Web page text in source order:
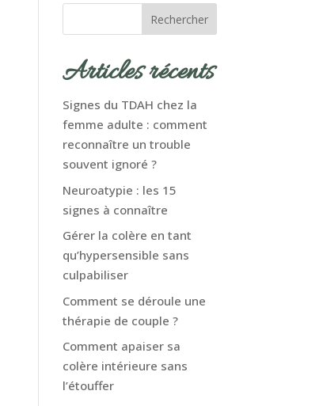
Rechercher
Articles récents
Signes du TDAH chez la
femme adulte : comment
reconnaître un trouble
souvent ignoré ?
Neuroatypie : les 15
signes à connaître
Gérer la colère en tant
qu’hypersensible sans
culpabiliser
Comment se déroule une
thérapie de couple ?
Comment apaiser sa
colère intérieure sans
l’étouffer